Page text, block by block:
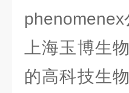
上海玉博生
的高科技生